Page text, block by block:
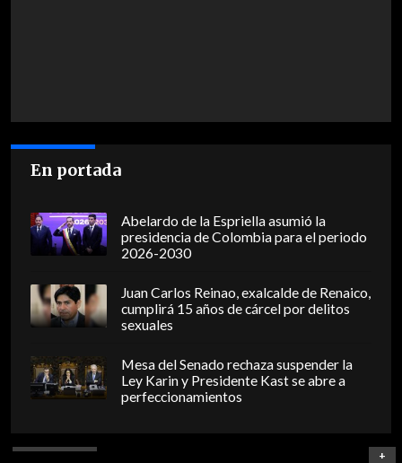
En portada
Abelardo de la Espriella asumió la
presidencia de Colombia para el periodo
2026-2030
Juan Carlos Reinao, exalcalde de Renaico,
cumplirá 15 años de cárcel por delitos
sexuales
Mesa del Senado rechaza suspender la
Ley Karin y Presidente Kast se abre a
perfeccionamientos
+